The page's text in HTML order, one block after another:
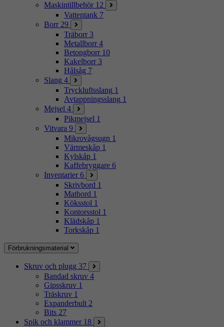
Maskintillbehör 12
Vattentank 7
Borr 29
Träborr 3
Metallborr 4
Betongborr 10
Kakelborr 3
Hålsåg 7
Slang 4
Tryckluftsslang 1
Avtappningsslang 1
Mejsel 4
Pikmejsel 1
Vitvara 9
Mikrovågsugn 1
Värmeskåp 1
Kylskåp 1
Kaffebryggare 6
Inventarier 6
Skrivbord 1
Matbord 1
Köksstol 1
Kontorsstol 1
Klädskåp 1
Torkskåp 1
Förbrukningsmaterial
Skruv och plugg 37
Bandad skruv 4
Gipsskruv 1
Träskruv 1
Expanderbult 2
Bits 27
Spik och klammer 18